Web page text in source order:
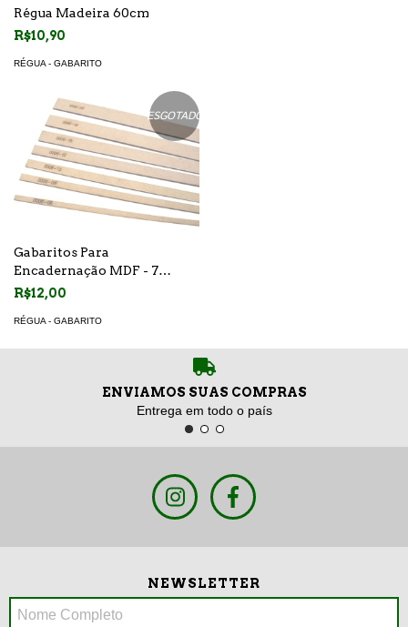
Régua Madeira 60cm
R$10,90
RÉGUA - GABARITO
ESGOTADO
Gabaritos Para
Encadernação MDF - 7
medidas
R$12,00
RÉGUA - GABARITO
ENVIAMOS SUAS COMPRAS
Entrega em todo o país
NEWSLETTER